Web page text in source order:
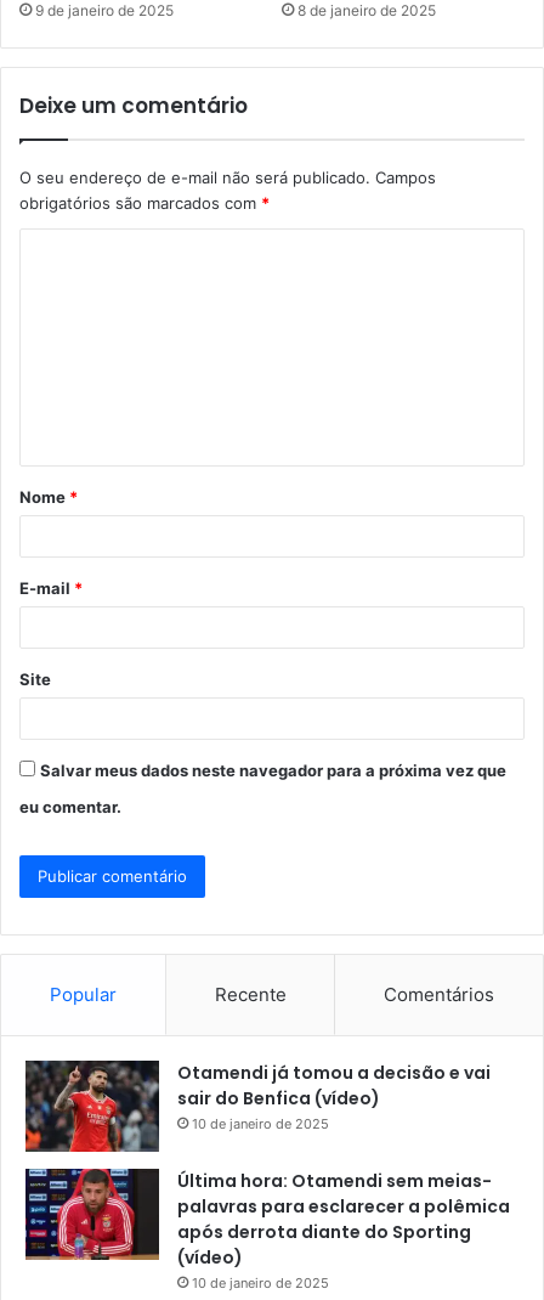
9 de janeiro de 2025 8 de janeiro de 2025
Deixe um comentário
O seu endereço de e-mail não será publicado. Campos
obrigatórios são marcados com *
á
r
*
Nome *
E-mail *
Site
Salvar meus dados neste navegador para a próxima vez que
eu comentar.
Popular Recente Comentários
Otamendi já tomou a decisão e vai
sair do Benfica (vídeo)
10 de janeiro de 2025
Última hora: Otamendi sem meias-
palavras para esclarecer a polêmica
após derrota diante do Sporting
(vídeo)
10 de janeiro de 2025